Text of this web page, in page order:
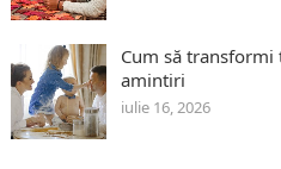
Cum să
amintiri
iulie 16, 2026